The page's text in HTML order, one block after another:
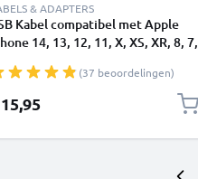
& ADAPTERS
Kabel compatibel met Apple
14, 13, 12, 11, X, XS, XR, 8, 7,
(37 beoordelingen)